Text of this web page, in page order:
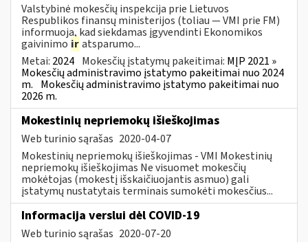
Valstybinė mokesčių inspekcija prie Lietuvos
Respublikos finansų ministerijos (toliau — VMI prie FM)
informuoja, kad siekdamas įgyvendinti Ekonomikos
gaivinimo iratsparumo...
Metai: 2024 Mokesčių įstatymų pakeitimai: MĮP 2021 »
Mokesčių administravimo įstatymo pakeitimai nuo 2024
m. Mokesčių administravimo įstatymo pakeitimai nuo
2026 m.
Mokestinių nepriemokų išieškojimas
Web turinio sąrašas 2020-04-07
Mokestinių nepriemokų išieškojimas - VMI Mokestinių
nepriemokų išieškojimas Ne visuomet mokesčių
mokėtojas (mokestį išskaičiuojantis asmuo) gali
įstatymų nustatytais terminais sumokėti mokesčius...
Informacija verslui dėl COVID-19
Web turinio sąrašas 2020-07-20